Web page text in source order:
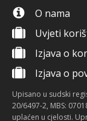
O nama
Uvjeti
Izjava o
Izjava o
Upisano u sudski
20/6497-2, MBS:
uplaćen u cjelosti.